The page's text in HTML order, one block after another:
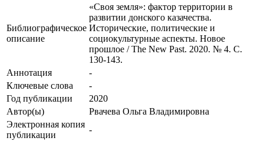
Библиографическое
описание
«Своя земля»: фактор территории в
развитии донского казачества.
Исторические, политические и
социокультурные аспекты. Новое
прошлое / The New Past. 2020. № 4. С.
130-143.
Аннотация
-
Ключевые cлова
-
Год публикации
2020
Автор(ы)
Рвачева Ольга Владимировна
Электронная копия
публикации
-